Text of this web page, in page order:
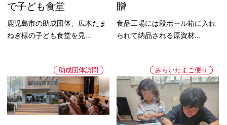
で子ども食堂
鹿児島市の助成団体、広木たま
ねぎ様の子ども食堂を見...
贈
食品工場には段ボール箱に入れ
られて納品される原資材...
助成団体訪問 みらいたまご便り